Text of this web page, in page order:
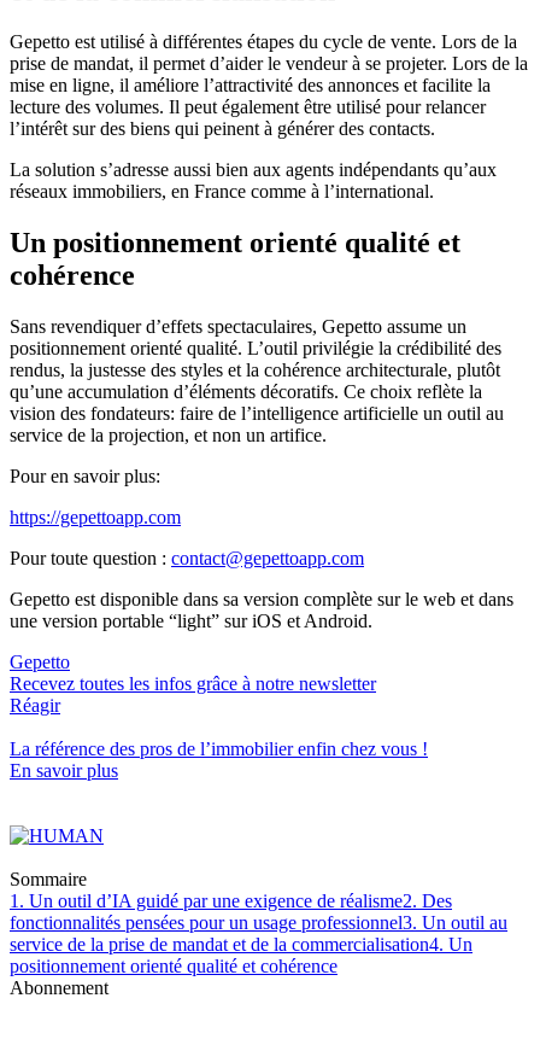
Gepetto est utilisé à différentes étapes du cycle de vente. Lors de la
prise de mandat, il permet d’aider le vendeur à se projeter. Lors de la
mise en ligne, il améliore l’attractivité des annonces et facilite la
lecture des volumes. Il peut également être utilisé pour relancer
l’intérêt sur des biens qui peinent à générer des contacts.
La solution s’adresse aussi bien aux agents indépendants qu’aux
réseaux immobiliers, en France comme à l’international.
Un positionnement orienté qualité et
cohérence
Sans revendiquer d’effets spectaculaires, Gepetto assume un
positionnement orienté qualité. L’outil privilégie la crédibilité des
rendus, la justesse des styles et la cohérence architecturale, plutôt
qu’une accumulation d’éléments décoratifs. Ce choix reflète la
vision des fondateurs: faire de l’intelligence artificielle un outil au
service de la projection, et non un artifice.
Pour en savoir plus:
https://gepettoapp.com
Pour toute question : contact@gepettoapp.com
Gepetto est disponible dans sa version complète sur le web et dans
une version portable “light” sur iOS et Android.
Gepetto
Recevez toutes les infos grâce à notre newsletter
Réagir
La référence des pros de l’immobilierenfin chez vous !
En savoir plus
Sommaire
1. Un outil d’IA guidé par une exigence de réalisme2. Des
fonctionnalités pensées pour un usage professionnel3. Un outil au
service de la prise de mandat et de la commercialisation4. Un
positionnement orienté qualité et cohérence
Abonnement